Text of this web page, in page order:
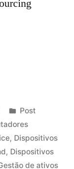
Post
, Dispositivos
, Dispositivos
de ativos